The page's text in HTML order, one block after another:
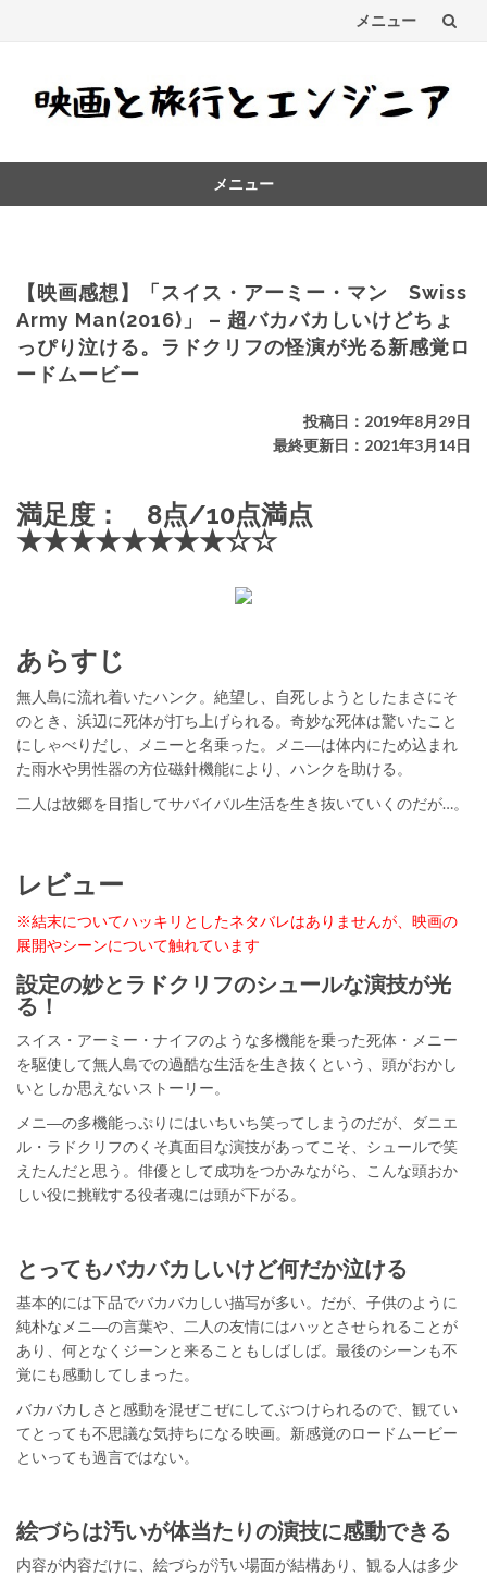
メニュー
ス
キ
メニュー
【映画感想】「スイス・アーミー・マン Swiss
Army Man(2016)」 – 超バカバカしいけどちょ
っぴり泣ける。ラドクリフの怪演が光る新感覚ロ
ードムービー
投稿日：2019年8月29日
最終更新日：2021年3月14日
満足度： 8点/10点満点
★★★★★★★★☆☆
あらすじ
無人島に流れ着いたハンク。絶望し、自死しようとしたまさにそ
のとき、浜辺に死体が打ち上げられる。奇妙な死体は驚いたこと
にしゃべりだし、メニーと名乗った。メニ―は体内にため込まれ
た雨水や男性器の方位磁針機能により、ハンクを助ける。
二人は故郷を目指してサバイバル生活を生き抜いていくのだが…。
レビュー
※結末についてハッキリとしたネタバレはありませんが、映画の
展開やシーンについて触れています
設定の妙とラドクリフのシュールな演技が光
る！
スイス・アーミー・ナイフのような多機能を乗った死体・メニー
を駆使して無人島での過酷な生活を生き抜くという、頭がおかし
いとしか思えないストーリー。
メニ―の多機能っぷりにはいちいち笑ってしまうのだが、ダニエ
ル・ラドクリフのくそ真面目な演技があってこそ、シュールで笑
えたんだと思う。俳優として成功をつかみながら、こんな頭おか
しい役に挑戦する役者魂には頭が下がる。
とってもバカバカしいけど何だか泣ける
基本的には下品でバカバカしい描写が多い。だが、子供のように
純朴なメニ―の言葉や、二人の友情にはハッとさせられることが
あり、何となくジーンと来ることもしばしば。最後のシーンも不
覚にも感動してしまった。
バカバカしさと感動を混ぜこぜにしてぶつけられるので、観てい
てとっても不思議な気持ちになる映画。新感覚のロードムービー
といっても過言ではない。
絵づらは汚いが体当たりの演技に感動できる
内容が内容だけに、絵づらが汚い場面が結構あり、観る人は多少